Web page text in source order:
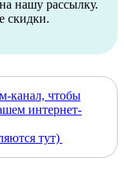
нашу рассылку.
скидки.
канал, чтобы
интернет-
тут)